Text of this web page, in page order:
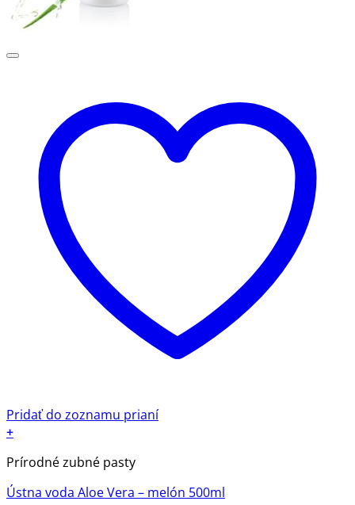
Pridať do zoznamu prianí
+
Prírodné zubné pasty
Ústna voda Aloe Vera – melón 500ml